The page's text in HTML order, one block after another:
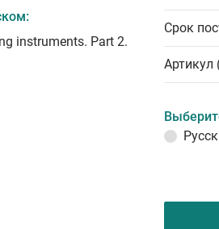
instruments. Part 2.
Срок
Артикул